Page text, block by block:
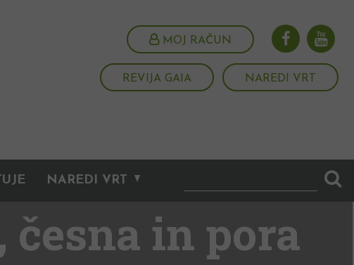
MOJ RAČUN
REVIJA GAIA NAREDI VRT
NAREDI VRT
česna in pora